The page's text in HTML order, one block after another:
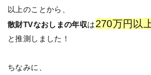
以上のことから、
散財TVなおしまの年収は270万円以
と推測しました！
ちなみに、